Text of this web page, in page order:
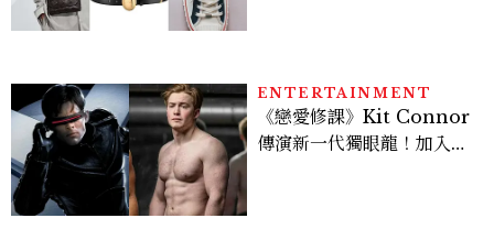
ENTERTAINMENT
《戀愛修課》Kit Connor
傳演新一代獨眼龍！加入新